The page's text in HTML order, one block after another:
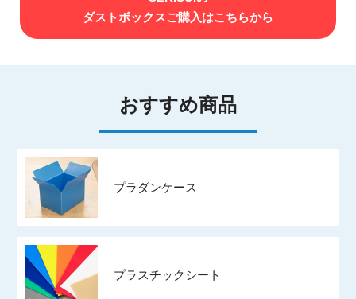
ダストボックスご購入はこちらから
おすすめ商品
プラダンケース
プラスチックシート